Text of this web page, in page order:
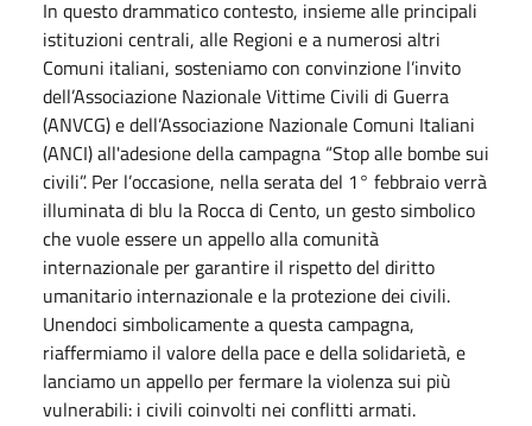
In questo drammatico contesto, insieme alle principali
istituzioni centrali, alle Regioni e a numerosi altri
Comuni italiani, sosteniamo con convinzione l’invito
dell’Associazione Nazionale Vittime Civili di Guerra
(ANVCG) e dell’Associazione Nazionale Comuni Italiani
(ANCI) all'adesione della campagna “Stop alle bombe sui
civili”. Per l’occasione, nella serata del 1° febbraio verrà
illuminata di blu la Rocca di Cento, un gesto simbolico
che vuole essere un appello alla comunità
internazionale per garantire il rispetto del diritto
umanitario internazionale e la protezione dei civili.
Unendoci simbolicamente a questa campagna,
riaffermiamo il valore della pace e della solidarietà, e
lanciamo un appello per fermare la violenza sui più
vulnerabili: i civili coinvolti nei conflitti armati.